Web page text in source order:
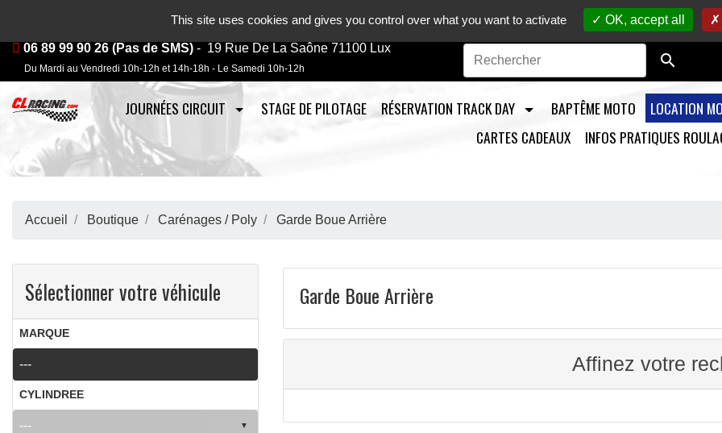
Journées, stages et baptêmes moto sur circuit /Vente en ligne de pièces détachées moto /
06 89 99 90 26 (Pas de SMS) - 19 Rue De La Saône 71100 Lux
Du Mardi au Vendredi 10h-12h et 14h-18h - Le Samedi 10h-12h 
JOURNÉES CIRCUIT STAGE DE PILOTAGE RÉSERVATION TRACK DAY BAPTÊME MOTO LOCATION
CARTES CADEAUX
INFOS PRATIQUES
Accueil Boutique Carénages / Poly Garde Boue Arrière
Sélectionner votre véhicule
MARQUE
CYLINDREE
Garde Boue Arrière
Affinez votre
This site uses cookies and gives you control over what you want to activate OK, accept all